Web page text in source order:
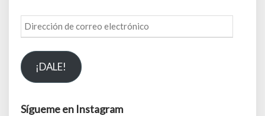
Dirección
de
correo
electrónico
¡DALE!
Sígueme en Instagram